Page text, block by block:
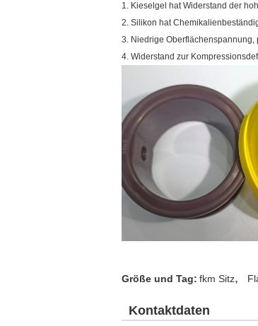
1. Kieselgel hat Widerstand der
2. Silikon hat
3. Niedrige
4. Widerstand zur
Größe und Tag: fkm Sitz,
Kontaktdaten